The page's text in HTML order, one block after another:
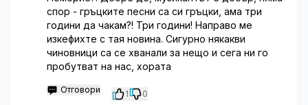
спор - гръцките песни са си гръцки, ама три
години да чакам?! Три години! Направо ме
изкефихте с тая новина. Сигурно някакви
чиновници са се хванали за нещо и сега ни го
пробутват на нас, хората
Отговори 1 0